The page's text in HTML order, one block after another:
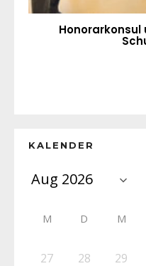
KALENDER
M D M
27 28 29